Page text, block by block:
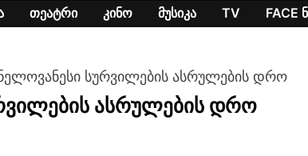
ᲗᲔᲐᲢᲠᲘ ᲙᲘᲜᲝ ᲛᲣᲡᲘᲙᲐ TV FACE
სურვილების ასრულების დრო
ასრულების დრო